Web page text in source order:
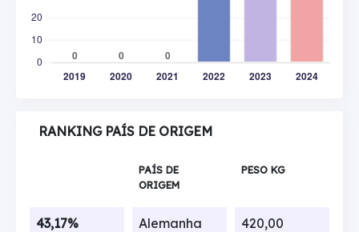
RANKING PAÍS DE ORIGEM
PAÍS DE
ORIGEM
PESO KG
43,17% Alemanha 420,00